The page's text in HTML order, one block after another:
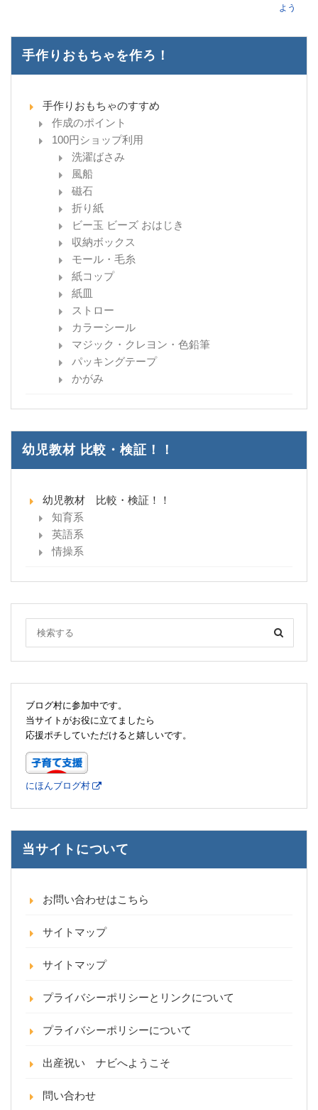
よう
手作りおもちゃを作ろ！
手作りおもちゃのすすめ
作成のポイント
100円ショップ利用
洗濯ばさみ
風船
磁石
折り紙
ビー玉 ビーズ おはじき
収納ボックス
モール・毛糸
紙コップ
紙皿
ストロー
カラーシール
マジック・クレヨン・色鉛筆
パッキングテープ
かがみ
幼児教材 比較・検証！！
幼児教材 比較・検証！！
知育系
英語系
情操系
ブログ村に参加中です。
当サイトがお役に立てましたら
応援ポチしていただけると嬉しいです。
にほんブログ村
当サイトについて
お問い合わせはこちら
サイトマップ
サイトマップ
プライバシーポリシーとリンクについて
プライバシーポリシーについて
出産祝い ナビへようこそ
問い合わせ